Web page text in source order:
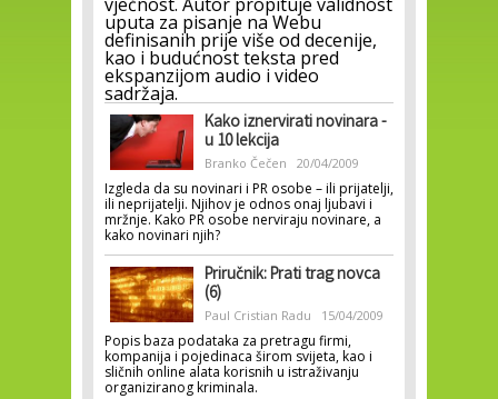
uputa za pisanje na Webu
definisanih prije više od decenije,
kao i budućnost teksta pred
ekspanzijom audio i video
sadržaja.
Kako iznervirati novinara -
u 10 lekcija
Branko Čečen 20/04/2009
Izgleda da su novinari i PR osobe – ili prijatelji,
ili neprijatelji. Njihov je odnos onaj ljubavi i
mržnje. Kako PR osobe nerviraju novinare, a
kako novinari njih?
Priručnik: Prati trag novca
(6)
Paul Cristian Radu 15/04/2009
Popis baza podataka za pretragu firmi,
kompanija i pojedinaca širom svijeta, kao i
sličnih online alata korisnih u istraživanju
organiziranog kriminala.